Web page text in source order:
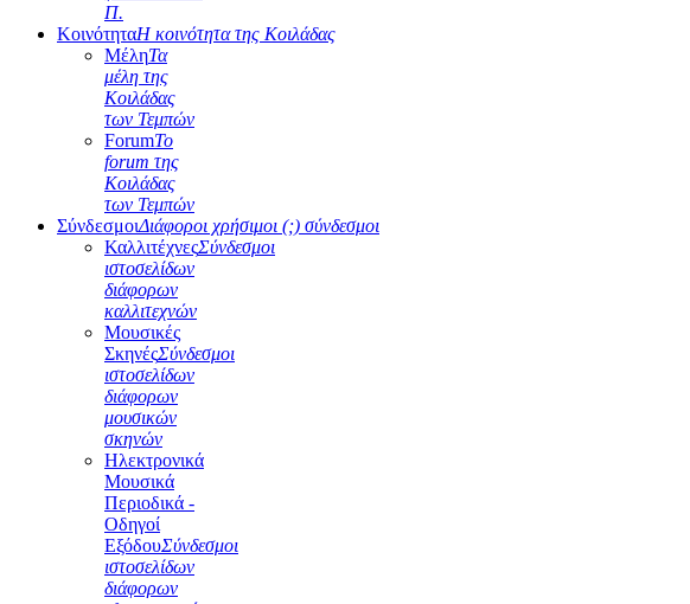
Π.
ΚοινότηταΗ κοινότητα της Κοιλάδας
ΜέληΤα
μέλη της
Κοιλάδας
των Τεμπών
ForumΤο
forum της
Κοιλάδας
των Τεμπών
ΣύνδεσμοιΔιάφοροι χρήσιμοι (;) σύνδεσμοι
ΚαλλιτέχνεςΣύνδεσμοι
ιστοσελίδων
διάφορων
καλλιτεχνών
Μουσικές
ΣκηνέςΣύνδεσμοι
ιστοσελίδων
διάφορων
μουσικών
σκηνών
Ηλεκτρονικά
Μουσικά
Περιοδικά -
Οδηγοί
ΕξόδουΣύνδεσμοι
ιστοσελίδων
διάφορων